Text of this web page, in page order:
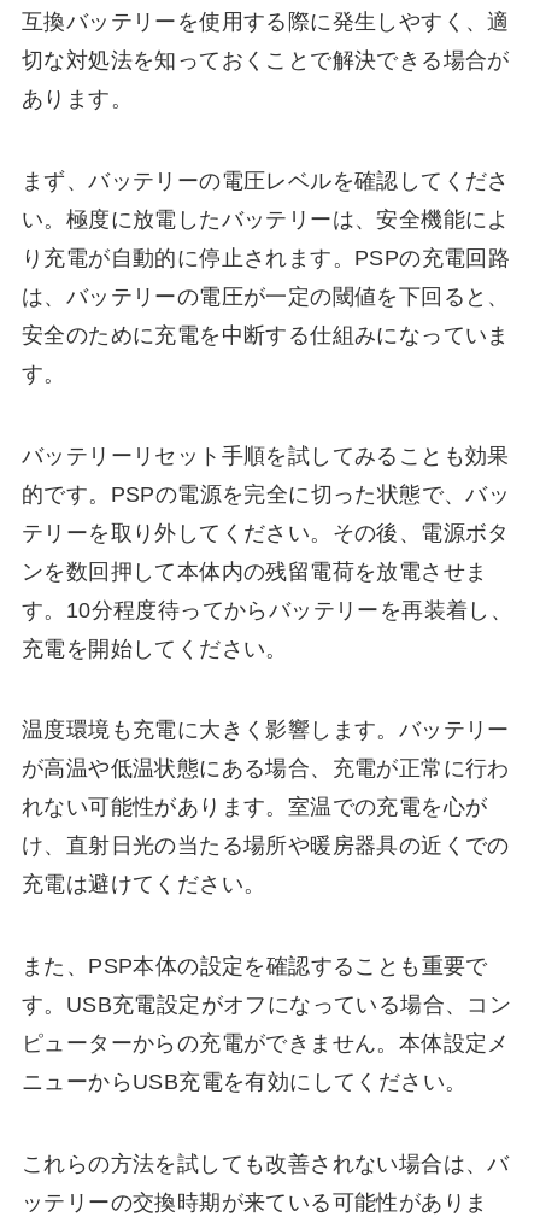
互換バッテリーを使用する際に発生しやすく、適
切な対処法を知っておくことで解決できる場合が
あります。
まず、バッテリーの電圧レベルを確認してくださ
い。極度に放電したバッテリーは、安全機能によ
り充電が自動的に停止されます。PSPの充電回路
は、バッテリーの電圧が一定の閾値を下回ると、
安全のために充電を中断する仕組みになっていま
す。
バッテリーリセット手順を試してみることも効果
的です。PSPの電源を完全に切った状態で、バッ
テリーを取り外してください。その後、電源ボタ
ンを数回押して本体内の残留電荷を放電させま
す。10分程度待ってからバッテリーを再装着し、
充電を開始してください。
温度環境も充電に大きく影響します。バッテリー
が高温や低温状態にある場合、充電が正常に行わ
れない可能性があります。室温での充電を心が
け、直射日光の当たる場所や暖房器具の近くでの
充電は避けてください。
また、PSP本体の設定を確認することも重要で
す。USB充電設定がオフになっている場合、コン
ピューターからの充電ができません。本体設定メ
ニューからUSB充電を有効にしてください。
これらの方法を試しても改善されない場合は、バ
ッテリーの交換時期が来ている可能性がありま